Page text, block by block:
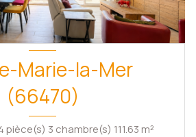
Marie-la-Mer
(66470)
Appartement 4 pièce(s) 3 chambre(s) 111.63 m²